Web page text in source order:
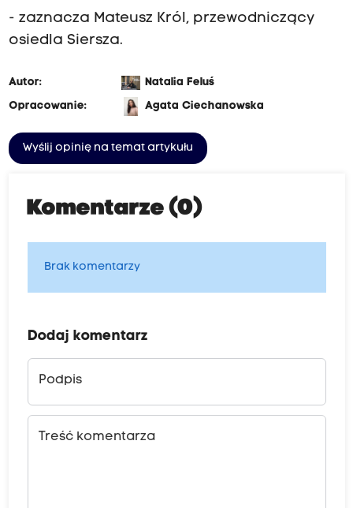
- zaznacza Mateusz Król, przewodniczący
osiedla Siersza.
Autor:
Natalia Feluś
Opracowanie:
Agata Ciechanowska
Wyślij opinię na temat artykułu
Komentarze (0)
Brak komentarzy
Dodaj komentarz
Podpis
Treść komentarza